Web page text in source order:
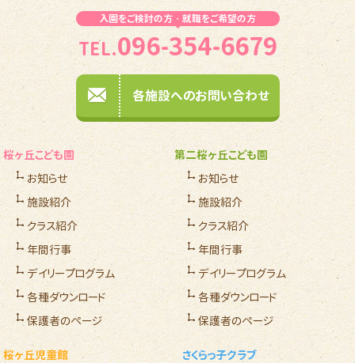
入園をご検討の方・就職をご希望の方
TEL.096-354-6679
各施設へのお問い合わせ
桜ヶ丘こども園
お知らせ
施設紹介
クラス紹介
年間行事
デイリープログラム
各種ダウンロード
保護者のページ
第二桜ヶ丘こども園
お知らせ
施設紹介
クラス紹介
年間行事
デイリープログラム
各種ダウンロード
保護者のページ
桜ヶ丘児童館 さくらっ子クラブ